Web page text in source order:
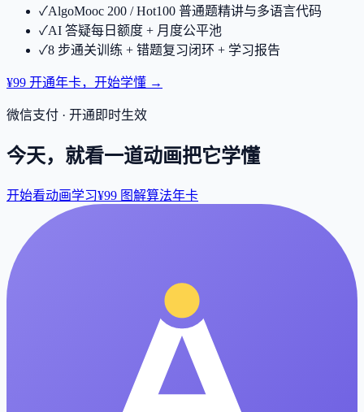
✓AlgoMooc 200 / Hot100 普通题精讲与多语言代码
✓AI 答疑每日额度 + 月度公平池
✓8 步通关训练 + 错题复习闭环 + 学习报告
¥99 开通年卡，开始学懂 →
微信支付 · 开通即时生效
今天，就看一道动画把它学懂
开始看动画学习¥99 图解算法年卡